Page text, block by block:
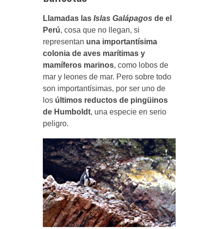
Llamadas las Islas Galápagos de el
Perú, cosa que no llegan, si
representan una importantísima
colonia de aves marítimas y
mamíferos marinos, como lobos de
mar y leones de mar. Pero sobre todo
son importantísimas, por ser uno de
los últimos reductos de pingüinos
de Humboldt, una especie en serio
peligro.